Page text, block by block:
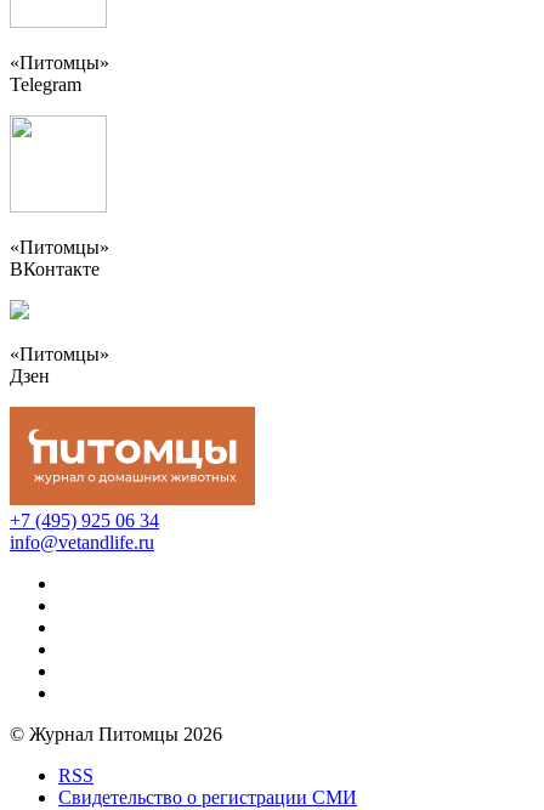
«Питомцы»
Telegram
«Питомцы»
ВКонтакте
«Питомцы»
Дзен
+7 (495) 925 06 34
info@vetandlife.ru
© Журнал Питомцы 2026
RSS
Свидетельство о регистрации СМИ